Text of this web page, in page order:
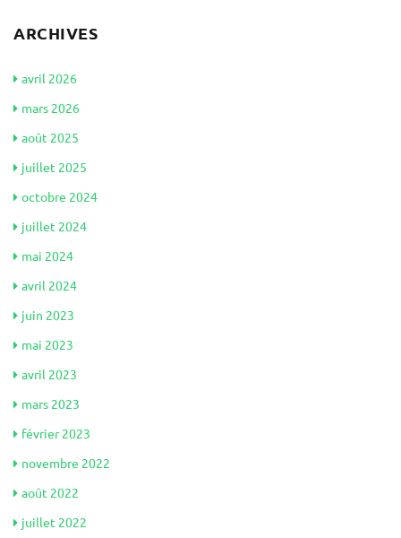
ARCHIVES
avril 2026
mars 2026
août 2025
juillet 2025
octobre 2024
juillet 2024
mai 2024
avril 2024
juin 2023
mai 2023
avril 2023
mars 2023
février 2023
novembre 2022
août 2022
juillet 2022